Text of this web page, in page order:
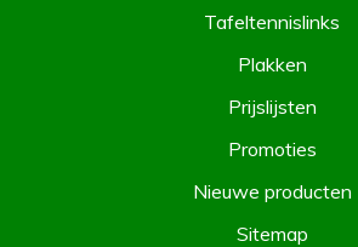
Tafeltennislinks
Plakken
Prijslijsten
Promoties
Nieuwe producten
Sitemap